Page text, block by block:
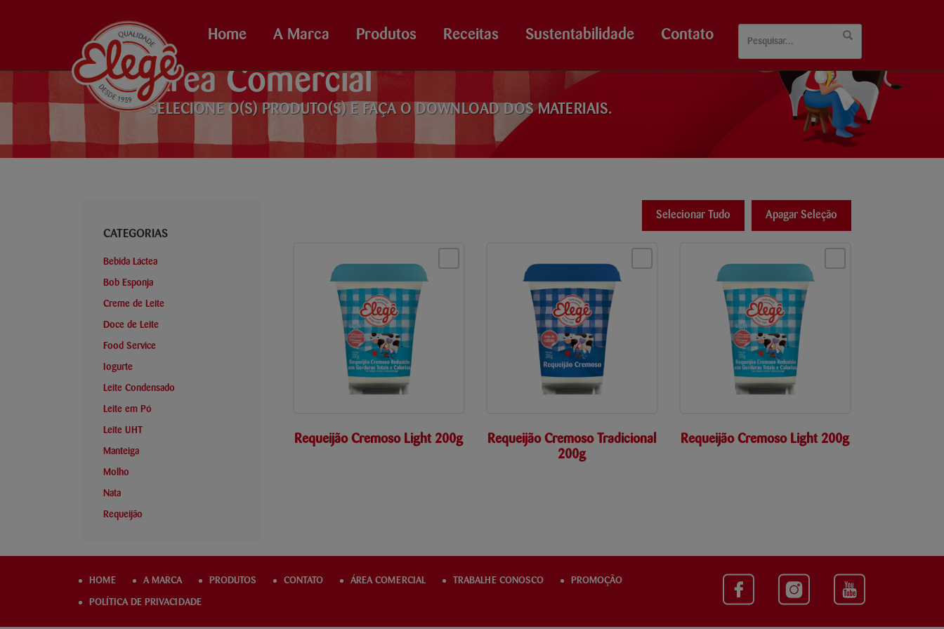
Home A Marca Produtos Receitas Sustentabilidade Contato
Área Comercial
SELECIONE O(S) PRODUTO(S) E FAÇA O DOWNLOAD DOS MATERIAIS.
CATEGORIAS
Bebida Láctea
Bob Esponja
Creme de Leite
Doce de Leite
Food Service
Iogurte
Leite Condensado
Leite em Pó
Leite UHT
Manteiga
Molho
Nata
Requeijão
Apagar Seleção
Selecionar Tudo
Requeijão Cremoso Light 200g
Requeijão Cremoso Tradicional
200g
Requeijão Cremoso Light 200g
HOME A MARCA PRODUTOS CONTATO ÁREA COMERCIAL TRABALHE CONOSCO PROMOÇÃO
POLÍTICA DE PRIVACIDADE